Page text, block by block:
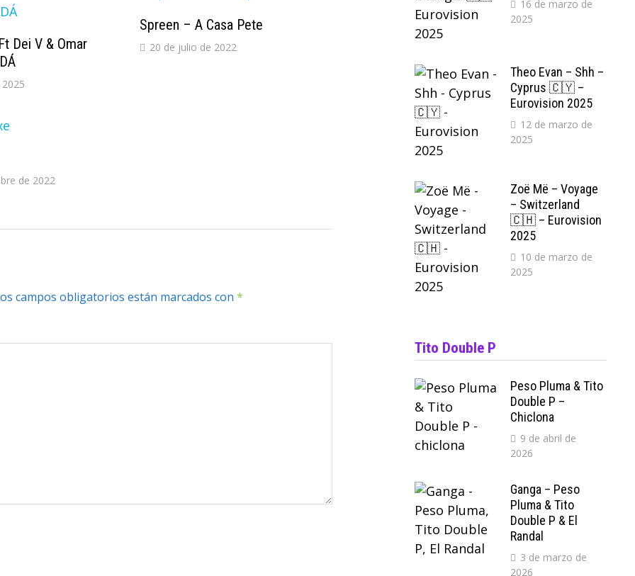
Dei V & Omar
Spreen – A Casa Pete
20 de julio de 2022
de 2022
campos obligatorios están marcados con*
16 de marzo de
2025
Theo Evan – Shh –
Cyprus 🇨🇾 –
Eurovision 2025
12 de marzo de
2025
Zoë Më – Voyage
– Switzerland
🇨🇭 – Eurovision
2025
10 de marzo de
2025
Tito Double P
Peso Pluma & Tito
Double P –
Chiclona
9 de abril de
2026
Ganga – Peso
Pluma & Tito
Double P & El
Randal
3 de marzo de
2026